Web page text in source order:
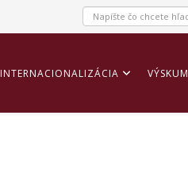
INTERNACIONALIZÁCIA VÝSKUM